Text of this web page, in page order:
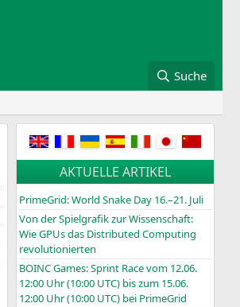
Suche
AKTUELLE ARTIKEL
PrimeGrid: World Snake Day 16.–21. Juli
Von der Spielgrafik zur Wissenschaft:
Wie GPUs das Distributed Computing
revolutionierten
BOINCGames: Sprint Race vom 12.06.
12:00 Uhr (10:00 UTC) bis zum 15.06.
12:00 Uhr (10:00 UTC) bei PrimeGrid